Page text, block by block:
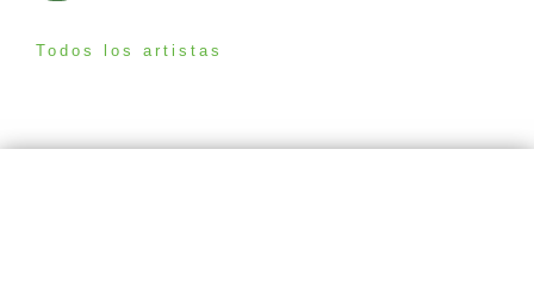
Todos los artistas